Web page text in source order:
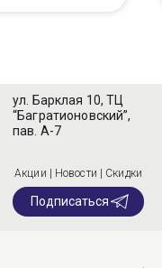
ул. Барклая 10, ТЦ
“Багратионовский”,
пав. А-7
Акции | Новости | Скидки
Подписаться